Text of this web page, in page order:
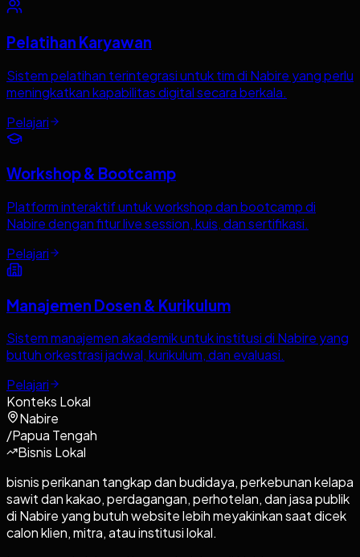
Pelatihan Karyawan
Sistem pelatihan terintegrasi untuk tim di Nabire yang perlu
meningkatkan kapabilitas digital secara berkala.
Pelajari
Workshop & Bootcamp
Platform interaktif untuk workshop dan bootcamp di
Nabire dengan fitur live session, kuis, dan sertifikasi.
Pelajari
Manajemen Dosen & Kurikulum
Sistem manajemen akademik untuk institusi di Nabire yang
butuh orkestrasi jadwal, kurikulum, dan evaluasi.
Pelajari
Konteks Lokal
Nabire
/Papua Tengah
Bisnis Lokal
bisnis perikanan tangkap dan budidaya, perkebunan kelapa
sawit dan kakao, perdagangan, perhotelan, dan jasa publik
di Nabire yang butuh website lebih meyakinkan saat dicek
calon klien, mitra, atau institusi lokal.